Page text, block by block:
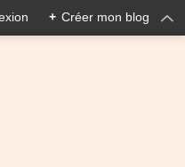
+ Créer mon blog